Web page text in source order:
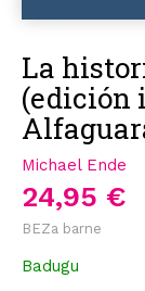
La
(edición
Michael Ende
24,95 €
BEZa barne
Badugu